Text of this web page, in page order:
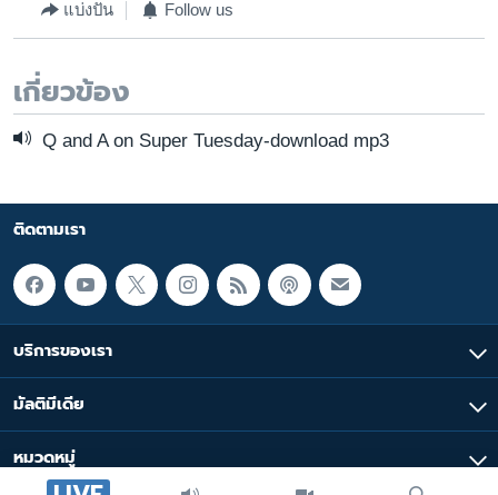
เรียนรู้ภาษาอังกฤษ
ติดตามเรา
เลือกภาษา
แบ่งปัน Follow us
เกี่ยวข้อง
Q and A on Super Tuesday-download mp3
ติดตามเรา
บริการของเรา
มัลติมีเดีย
หมวดหมู่